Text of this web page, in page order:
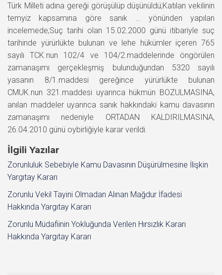
Türk Milleti adına gereği görüşülüp düşünüldü;Katılan vekilinin
temyiz kapsamına göre sanık … yönünden yapılan
incelemede;Suç tarihi olan 15.02.2000 günü itibariyle suç
tarihinde yürürlükte bulunan ve lehe hükümler içeren 765
sayılı TCK.nun 102/4 ve 104/2.maddelerinde öngörülen
zamanaşımı gerçekleşmiş bulunduğundan 5320 sayılı
yasanın 8/1.maddesi gereğince yürürlükte bulunan
CMUK.nun 321.maddesi uyarınca hükmün BOZULMASINA,
anılan maddeler uyarınca sanık hakkındaki kamu davasının
zamanaşımı nedeniyle ORTADAN KALDIRILMASINA,
26.04.2010 günü oybirliğiyle karar verildi.
İlgili Yazılar
Zorunluluk Sebebiyle Kamu Davasının Düşürülmesine İlişkin
Yargıtay Kararı
Zorunlu Vekil Tayini Olmadan Alınan Mağdur İfadesi
Hakkında Yargıtay Kararı
Zorunlu Müdafiinin Yokluğunda Verilen Hırsızlık Kararı
Hakkında Yargıtay Kararı